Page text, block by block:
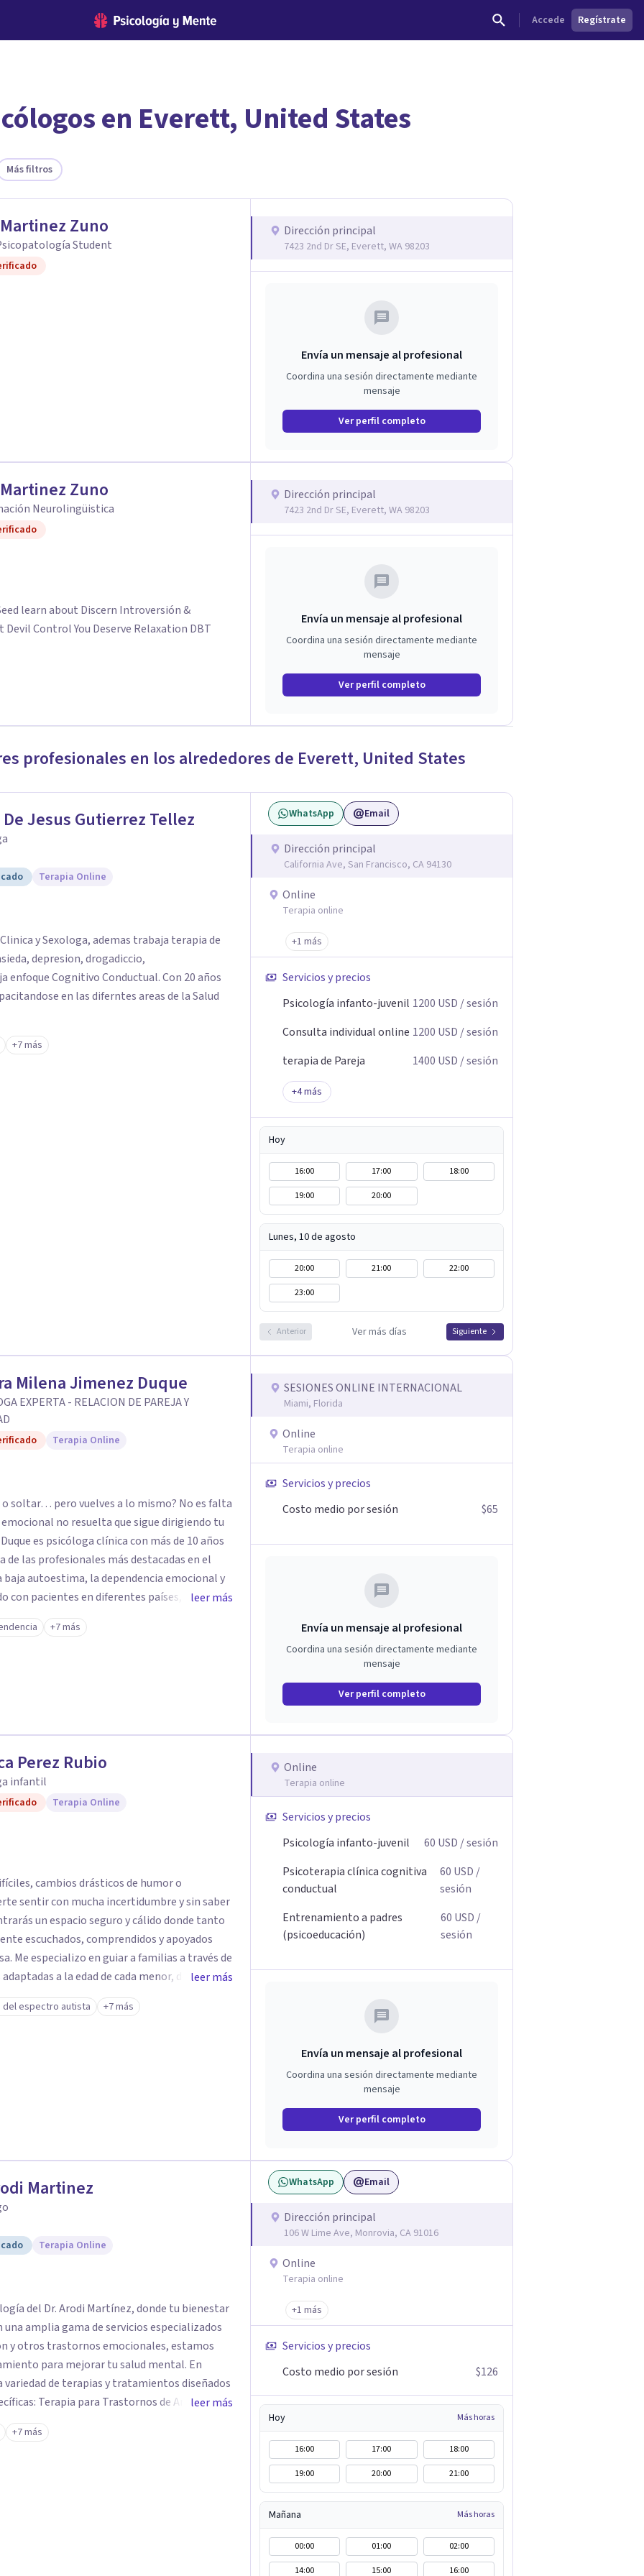
Accede Regístrate
el psicólogo adecuado?
en Everett, United States
Más filtros
Zuno
Student
Dirección principal
7423 2nd Dr SE, Everett, WA 98203
Envía un mensaje al profesional
Coordina una sesión directamente mediante
mensaje
Ver perfil completo
Zuno
Neurolingüistica
learn about Discern Introversión &
Control You Deserve Relaxation DBT
Dirección principal
7423 2nd Dr SE, Everett, WA 98203
Envía un mensaje al profesional
Coordina una sesión directamente mediante
mensaje
Ver perfil completo
profesionales en los alrededores de Everett, United States
De Jesus Gutierrez Tellez
Terapia Online
y Sexologa, ademas trabaja terapia de
depresion, drogadiccio,
enfoque Cognitivo Conductual. Con 20 años
en las diferntes areas de la Salud
+7 más
WhatsApp Email
Dirección principal
California Ave, San Francisco, CA 94130
Online
Terapia online
+1 más
Servicios y precios
Psicología infanto-juvenil 1200 USD / sesión
Consulta individual online 1200 USD / sesión
terapia de Pareja
1400 USD / sesión
+4más
Hoy
16:00 17:00
18:00
19:00
20:00
Lunes, 10 de agosto
20:00 21:00
22:00
23:00
Anterior Ver más días Siguiente
Milena Jimenez Duque
EXPERTA - RELACION DE PAREJA Y
Terapia Online
soltar… pero vuelves a lo mismo? No es falta
no resuelta que sigue dirigiendo tu
de las profesionales más destacadas en el
autoestima, la dependencia emocional y
enfoque terapéutico se diferencia por una
raíz que lo origina. Su metodología
sanas tu mundo
de elegir y de vivir.
leer más
+7 más
SESIONES ONLINE INTERNACIONAL
Miami, Florida
Online
Terapia online
Servicios y precios
Costo medio por sesión
$65
Envía un mensaje al profesional
Coordina una sesión directamente mediante
mensaje
Ver perfil completo
Perez Rubio
infantil
Terapia Online
cambios drásticos de humor o
sentir con mucha incertidumbre y sin saber
un espacio seguro y cálido donde tanto
escuchados, comprendidos y apoyados
de
a la edad de cada menor, dejando de
forma de trabajar se centra en entender las
ayudándoles a desarrollar la
leer más
del espectro autista +7 más
Online
Terapia online
Servicios y precios
Psicología infanto-juvenil
60 USD / sesión
Psicoterapia clínica cognitiva
conductual
60 USD /
sesión
Entrenamiento a padres
(psicoeducación)
60 USD /
sesión
Envía un mensaje al profesional
Coordina una sesión directamente mediante
mensaje
Ver perfil completo
Martinez
Terapia Online
del Dr. Arodi Martínez, donde tu bienestar
amplia gama de servicios especializados
y otros trastornos emocionales, estamos
para mejorar tu salud mental. En
de terapias y tratamientos diseñados
Terapia para Trastornos de Ansiedad y
de la ansiedad y la depresión,
para ayudarte a recuperar tu bienestar
leer más
+7 más
WhatsApp Email
Dirección principal
106 W Lime Ave, Monrovia, CA 91016
Online
Terapia online
+1 más
Servicios y precios
Costo medio por sesión
$126
Hoy Más horas
16:00 17:00
18:00
19:00
20:00 21:00
Mañana Más horas
00:00 01:00
02:00
14:00
15:00 16:00